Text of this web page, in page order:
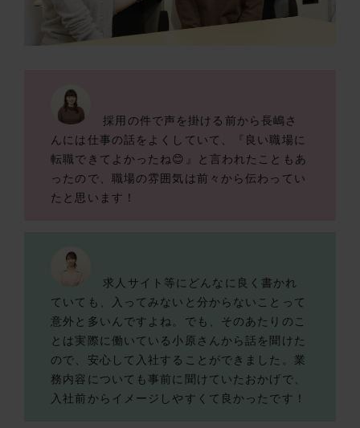
採用の件で声を掛ける前から長嶋さ
んには仕事の話をよくしていて、『良い職場に
転職できてよかったね😊』と言われたこともあ
ったので、職場の雰囲気は前々から伝わってい
たと思います！
求人サイト等にどんなに良く書かれ
ていても、入ってみないと分からないことって
意外と多いんですよね。でも、そのあたりのこ
とは実際に働いている小原さんから話を聞けた
ので、安心して入社することができました。業
務内容についても事前に聞けていたおかげで、
入社前からイメージしやすくて良かったです！